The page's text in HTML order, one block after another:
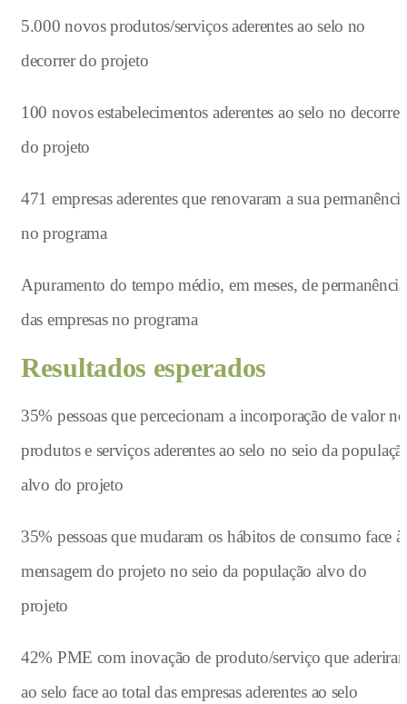
5.000 novos produtos/serviços aderentes ao selo no
decorrer do projeto
100 novos estabelecimentos aderentes ao selo no decorrer
do projeto
471 empresas aderentes que renovaram a sua permanência
no programa
Apuramento do tempo médio, em meses, de permanência
das empresas no programa
Resultados esperados
35% pessoas que percecionam a incorporação de valor
produtos e serviços aderentes ao selo no seio da
alvo do projeto
35% pessoas que mudaram os hábitos de consumo face à
mensagem do projeto no seio da população alvo do
projeto
42% PME com inovação de produto/serviço que
ao selo face ao total das empresas aderentes ao selo